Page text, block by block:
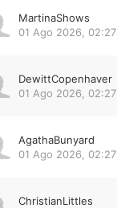
MartinaShows
01 Ago 2026, 02:27
DewittCopenhaver
01 Ago 2026, 02:27
AgathaBunyard
01 Ago 2026, 02:27
ChristianLittles